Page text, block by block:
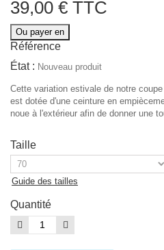
39,00 € TTC
Ou payer en
Référence
État : Nouveau produit
Cette variation estivale de notre
est dotée d'une ceinture en
noue à l'extérieur afin de donner une
Taille
Guide des tailles
Quantité